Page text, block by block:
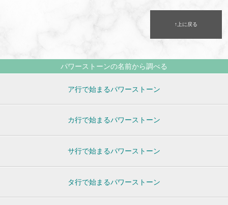
↑上に戻る
パワーストーンの名前から調べる
ア行で始まるパワーストーン
カ行で始まるパワーストーン
サ行で始まるパワーストーン
タ行で始まるパワーストーン